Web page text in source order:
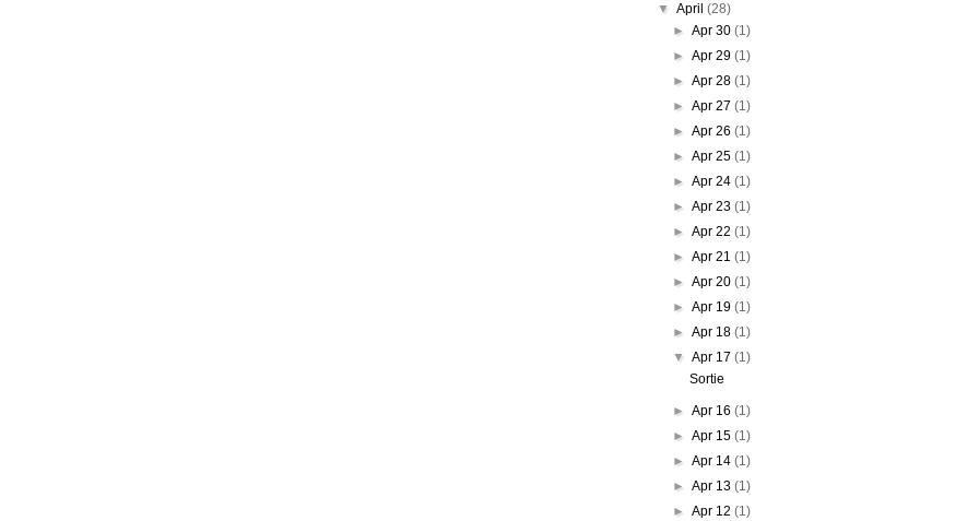
▼ April (28)
►Apr 30(1)
►Apr 29(1)
►Apr 28(1)
►Apr 27(1)
►Apr 26(1)
►Apr 25(1)
►Apr 24(1)
►Apr 23(1)
►Apr 22(1)
►Apr 21(1)
►Apr 20(1)
►Apr 19(1)
►Apr 18(1)
▼Apr 17(1)
Sortie
►Apr 16(1)
►Apr 15(1)
►Apr 14(1)
►Apr 13(1)
►Apr 12(1)